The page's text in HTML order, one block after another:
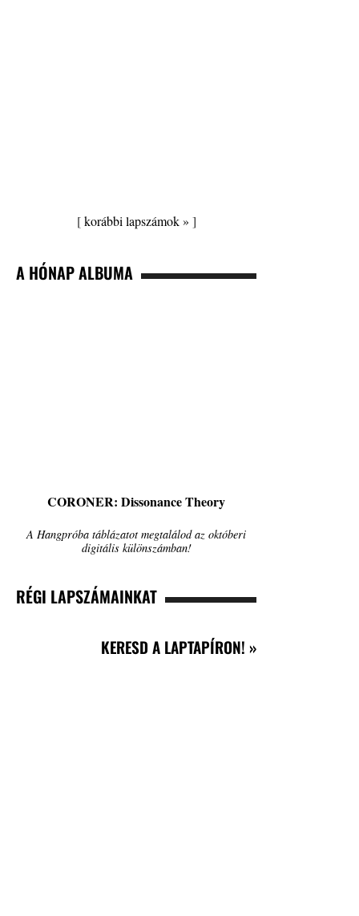
[korábbi lapszámok » ]
A HÓNAP ALBUMA
CORONER: Dissonance Theory
A Hangpróba táblázatot megtalálod az októberi
digitális különszámban!
RÉGI LAPSZÁMAINKAT
KERESD A LAPTAPÍRON! »